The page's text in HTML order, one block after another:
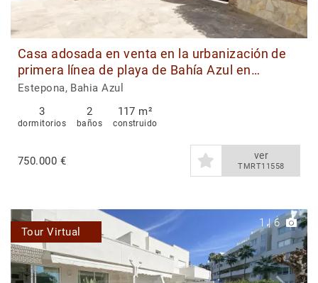
Casa adosada en venta en la urbanización de
primera línea de playa de Bahía Azul en
Estepona
Estepona, Bahia Azul
3
dormitorios
2
baños
117 m²
construido
750.000 € ver
TMRT11558
1|6
Tour Virtual